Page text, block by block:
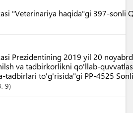
"Veterinariya haqida"gi 397-sonli
Prezidentining 2019 yil 20
va tadbirkorlikni qo'llab-
tadbirlari to'g'risida"gi PP-4525
, 9